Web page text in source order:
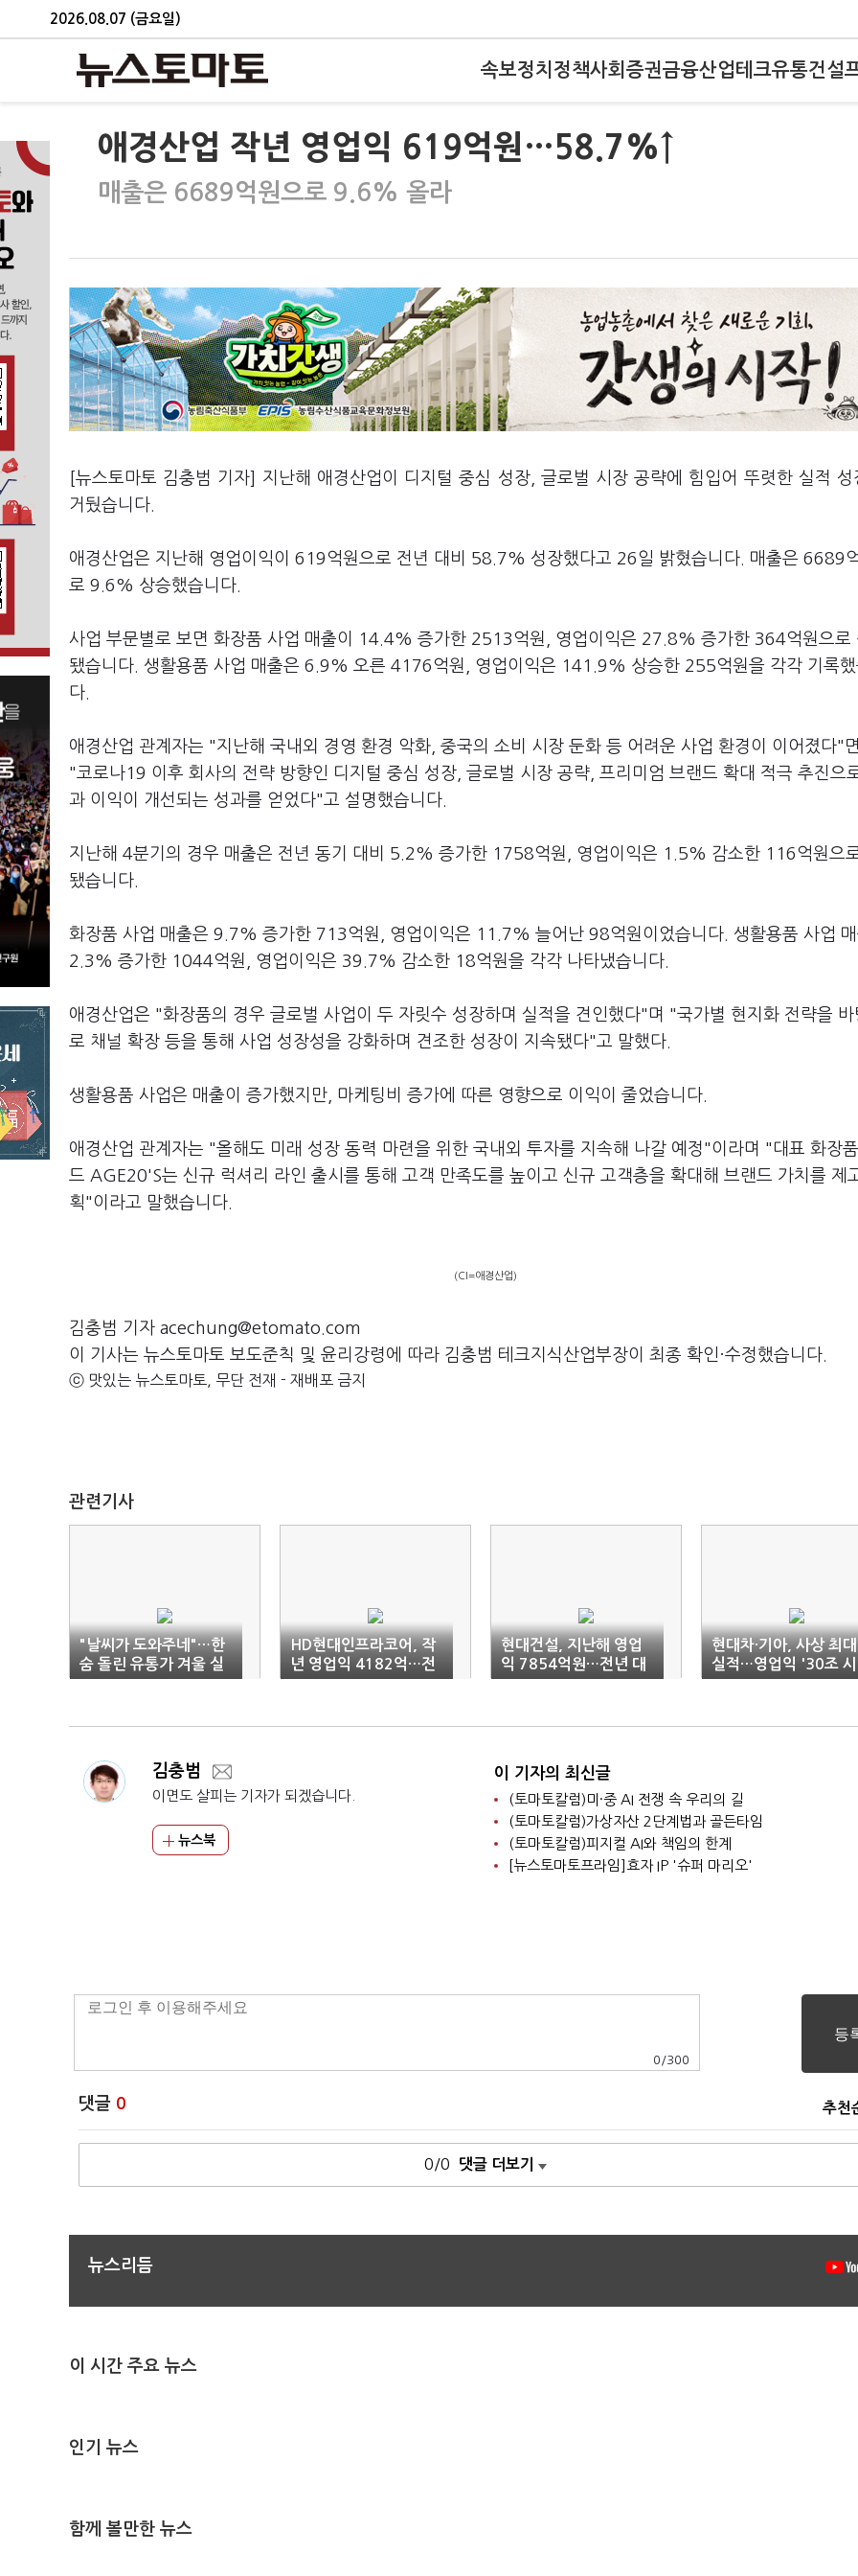
2026.08.07 (금요일)
속보정치 정책사회 증권금융산업테크유통건설
애경산업 작년 영업익 619억원…58.7%↑
매출은 6689억원으로 9.6% 올라
[뉴스토마토 김충범 기자] 지난해 애경산업이 디지털 중심 성장, 글로벌 시장 공략에 힘입어 뚜렷한 실적 성
거뒀습니다.
애경산업은 지난해 영업이익이 619억원으로 전년 대비 58.7% 성장했다고 26일 밝혔습니다. 매출은 6689
로 9.6% 상승했습니다.
사업 부문별로 보면 화장품 사업 매출이 14.4% 증가한 2513억원, 영업이익은 27.8% 증가한 364억원으로
됐습니다. 생활용품 사업 매출은 6.9% 오른 4176억원, 영업이익은 141.9% 상승한 255억원을 각각 기록
다.
애경산업 관계자는 "지난해 국내외 경영 환경 악화, 중국의 소비 시장 둔화 등 어려운 사업 환경이 이어졌다"
"코로나19 이후 회사의 전략 방향인 디지털 중심 성장, 글로벌 시장 공략, 프리미엄 브랜드 확대 적극 추진으
과 이익이 개선되는 성과를 얻었다"고 설명했습니다.
지난해 4분기의 경우 매출은 전년 동기 대비 5.2% 증가한 1758억원, 영업이익은 1.5% 감소한 116억원으
됐습니다.
화장품 사업 매출은 9.7% 증가한 713억원, 영업이익은 11.7% 늘어난 98억원이었습니다. 생활용품 사업
2.3% 증가한 1044억원, 영업이익은 39.7% 감소한 18억원을 각각 나타냈습니다.
애경산업은 "화장품의 경우 글로벌 사업이 두 자릿수 성장하며 실적을 견인했다"며 "국가별 현지화 전략을 바
로 채널 확장 등을 통해 사업 성장성을 강화하며 견조한 성장이 지속됐다"고 말했다.
생활용품 사업은 매출이 증가했지만, 마케팅비 증가에 따른 영향으로 이익이 줄었습니다.
애경산업 관계자는 "올해도 미래 성장 동력 마련을 위한 국내외 투자를 지속해 나갈 예정"이라며 "대표 화장
드 AGE20'S는 신규 럭셔리 라인 출시를 통해 고객 만족도를 높이고 신규 고객층을 확대해 브랜드 가치를 제
획"이라고 말했습니다.
(CI=애경산업)
김충범 기자 acechung@etomato.com
이 기사는 뉴스토마토 보도준칙 및 윤리강령에 따라 김충범 테크지식산업부장이 최종 확인·수정했습니다.
ⓒ 맛있는 뉴스토마토, 무단 전재 - 재배포 금지
관련기사
"날씨가 도와주네"…한
숨 돌린 유통가 겨울 실
적
HD현대인프라코어, 작
년 영업익 4182억…전
년비 26% 증가
현대건설, 지난해 영업
익 7854억원…전년 대
비 36.6%↑
현대차·기아, 사상 최대
실적…영업익 '30조 시
대' 눈앞
김충범
이면도 살피는 기자가 되겠습니다.
뉴스북
이 기자의 최신글
(토마토칼럼)미·중 AI 전쟁 속 우리의 길
(토마토칼럼)가상자산 2단계법과 골든타임
(토마토칼럼)피지컬 AI와 책임의 한계
[뉴스토마토프라임]효자 IP '슈퍼 마리오'
0 /300
댓글 0 추천
0/0 댓글 더보기
뉴스리듬
이 시간 주요 뉴스
인기 뉴스
함께 볼만한 뉴스